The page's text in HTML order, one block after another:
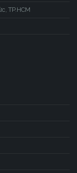
TP.HCM